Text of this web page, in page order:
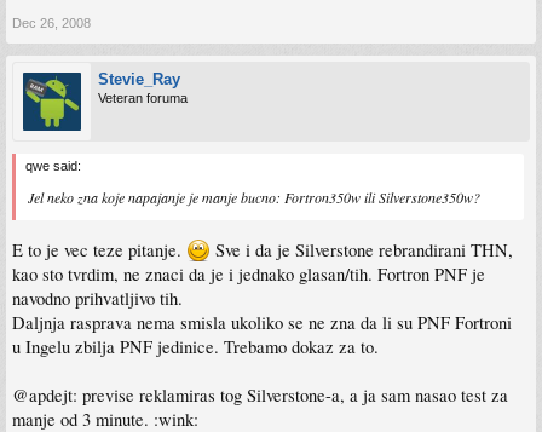
Dec 26, 2008
Stevie_Ray
Veteran foruma
qwe said:
Jel neko zna koje napajanje je manje bucno: Fortron350w ili Silverstone350w?
E to je vec teze pitanje.
Sve i da je Silverstone rebrandirani THN,
kao sto tvrdim, ne znaci da je i jednako glasan/tih. Fortron PNF je
navodno prihvatljivo tih.
Daljnja rasprava nema smisla ukoliko se ne zna da li su PNF Fortroni
u Ingelu zbilja PNF jedinice. Trebamo dokaz za to.
@apdejt: previse reklamiras tog Silverstone-a, a ja sam nasao test za
manje od 3 minute. :wink: